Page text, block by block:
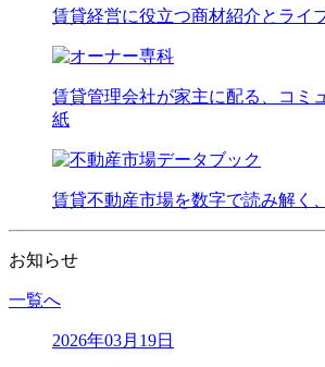
賃貸経営に役立つ商材紹介とライ
賃貸管理会社が家主に配る、コミ
紙
賃貸不動産市場を数字で読み解く
お知らせ
一覧へ
2026年03月19日